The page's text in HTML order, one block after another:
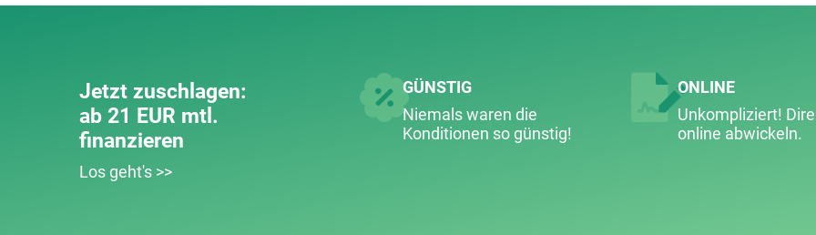
Jetzt zuschlagen:
ab 21 EUR mtl.
finanzieren
Los geht's >>
GÜNSTIG
Niemals waren die
Konditionen so günstig!
ONLINE
Unkompliziert!
online abwickeln.